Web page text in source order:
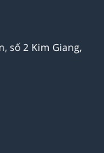
số 2 Kim Giang,